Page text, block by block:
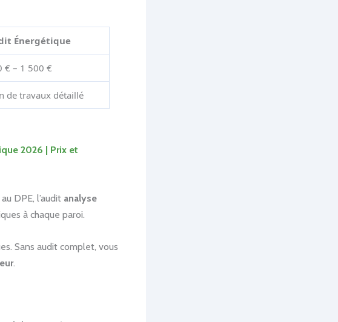
Énergétique
€ – 1 500 €
de travaux détaillé
2026 | Prix et
DPE, l’audit analyse
à chaque paroi.
Sans audit complet, vous
.